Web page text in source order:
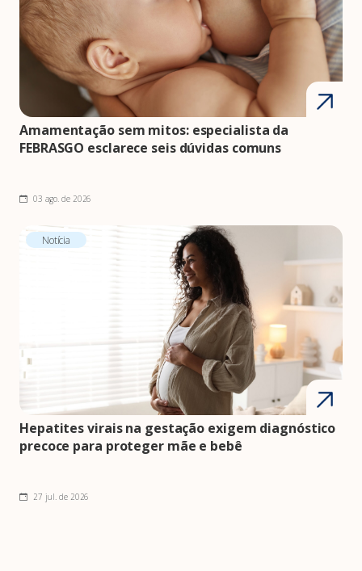
Amamentação sem mitos: especialista da
FEBRASGO esclarece seis dúvidas comuns
03 ago. de 2026
Notícia
Hepatites virais na gestação exigem diagnóstico
precoce para proteger mãe e bebê
27 jul. de 2026